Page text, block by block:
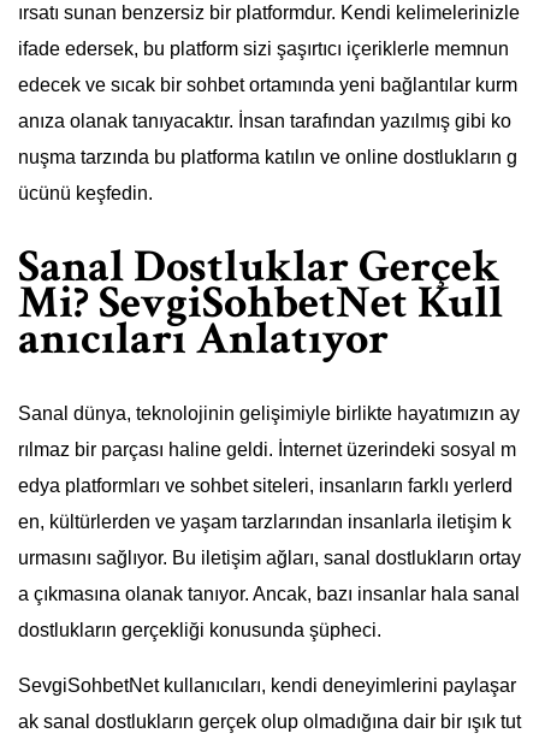
ırsatı sunan benzersiz bir platformdur. Kendi kelimelerinizle
ifade edersek, bu platform sizi şaşırtıcı içeriklerle memnun
edecek ve sıcak bir sohbet ortamında yeni bağlantılar kurm
anıza olanak tanıyacaktır. İnsan tarafından yazılmış gibi ko
nuşma tarzında bu platforma katılın ve online dostlukların g
ücünü keşfedin.
Sanal Dostluklar Gerçek
Mi? SevgiSohbetNet Kull
anıcıları Anlatıyor
Sanal dünya, teknolojinin gelişimiyle birlikte hayatımızın ay
rılmaz bir parçası haline geldi. İnternet üzerindeki sosyal m
edya platformları ve sohbet siteleri, insanların farklı yerlerd
en, kültürlerden ve yaşam tarzlarından insanlarla iletişim k
urmasını sağlıyor. Bu iletişim ağları, sanal dostlukların ortay
a çıkmasına olanak tanıyor. Ancak, bazı insanlar hala sanal
dostlukların gerçekliği konusunda şüpheci.
SevgiSohbetNet kullanıcıları, kendi deneyimlerini paylaşar
ak sanal dostlukların gerçek olup olmadığına dair bir ışık tut